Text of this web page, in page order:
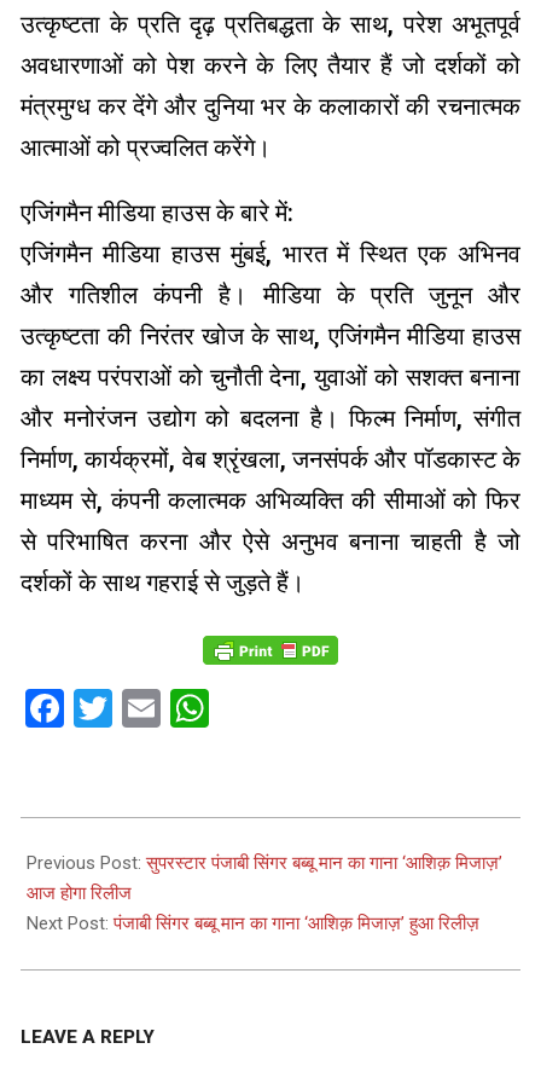
उत्कृष्टता के प्रति दृढ़ प्रतिबद्धता के साथ, परेश अभूतपूर्व
अवधारणाओं को पेश करने के लिए तैयार हैं जो दर्शकों को
मंत्रमुग्ध कर देंगे और दुनिया भर के कलाकारों की रचनात्मक
आत्माओं को प्रज्वलित करेंगे।
एजिंगमैन मीडिया हाउस के बारे में:
एजिंगमैन मीडिया हाउस मुंबई, भारत में स्थित एक अभिनव
और गतिशील कंपनी है। मीडिया के प्रति जुनून और
उत्कृष्टता की निरंतर खोज के साथ, एजिंगमैन मीडिया हाउस
का लक्ष्य परंपराओं को चुनौती देना, युवाओं को सशक्त बनाना
और मनोरंजन उद्योग को बदलना है। फिल्म निर्माण, संगीत
निर्माण, कार्यक्रमों, वेब श्रृंखला, जनसंपर्क और पॉडकास्ट के
माध्यम से, कंपनी कलात्मक अभिव्यक्ति की सीमाओं को फिर
से परिभाषित करना और ऐसे अनुभव बनाना चाहती है जो
दर्शकों के साथ गहराई से जुड़ते हैं।
Facebook
Twitter
Email
07-
31
Previous Post:सुपरस्टार पंजाबी सिंगर बब्बू मान का गाना ‘आशिक़ मिजाज़’
आज होगा रिलीज
Next Post:पंजाबी सिंगर बब्बू मान का गाना ‘आशिक़ मिजाज़’ हुआ रिलीज़
LEAVE A REPLY